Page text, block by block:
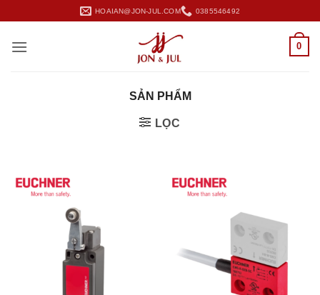
nội
HOAIAN@JON-JUL.COM 0385546492
0
SẢN PHẨM
LỌC